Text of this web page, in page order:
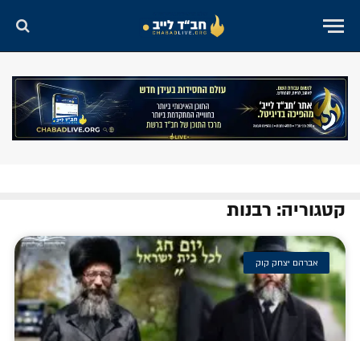
קטגוריה: רבנות
אברהם יצחק קוק